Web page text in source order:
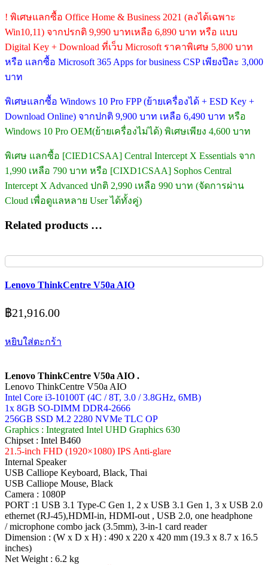
! พิเศษแลกซื้อ Office Home & Business 2021 (ลงได้เฉพาะ
Win10,11) จากปรกติ 9,990 บาทเหลือ 6,890 บาท หรือ แบบ
Digital Key + Download ที่เว็บ Microsoft ราคาพิเศษ 5,800 บาท
หรือ แลกซื้อ Microsoft 365 Apps for business CSP เพียงปีละ 3,000
บาท
พิเศษแลกซื้อ Windows 10 Pro FPP (ย้ายเครื่องได้ + ESD Key +
Download Online) จากปกติ 9,900 บาท เหลือ 6,490 บาท หรือ
Windows 10 Pro OEM(ย้ายเครื่องไม่ได้) พิเศษเพียง 4,600 บาท
พิเศษ แลกซื้อ [CIED1CSAA] Central Intercept X Essentials จาก
1,990 เหลือ 790 บาท หรือ [CIXD1CSAA] Sophos Central
Intercept X Advanced ปกติ 2,990 เหลือ 990 บาท (จัดการผ่าน
Cloud เพื่อดูแลหลาย User ได้ทั้งคู่)
Related products …
Lenovo ThinkCentre V50a AIO
฿21,916.00
หยิบใส่ตะกร้า
Lenovo ThinkCentre V50a AIO .
Lenovo ThinkCentre V50a AIO
Intel Core i3-10100T (4C / 8T, 3.0 / 3.8GHz, 6MB)
1x 8GB SO-DIMM DDR4-2666
256GB SSD M.2 2280 NVMe TLC OP
Graphics : Integrated Intel UHD Graphics 630
Chipset : Intel B460
21.5-inch FHD (1920×1080) IPS Anti-glare
Internal Speaker
USB Calliope Keyboard, Black, Thai
USB Calliope Mouse, Black
Camera : 1080P
PORT :1 USB 3.1 Type-C Gen 1, 2 x USB 3.1 Gen 1, 3 x USB 2.0
ethernet (RJ-45),HDMI-in, HDMI-out , USB 2.0, one headphone
/ microphone combo jack (3.5mm), 3-in-1 card reader
Dimension : (W x D x H) : 490 x 220 x 420 mm (19.3 x 8.7 x 16.5
inches)
Net Weight : 6.2 kg